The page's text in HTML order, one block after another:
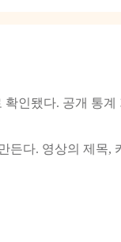
인됐다. 공개 통
다. 영상의 제